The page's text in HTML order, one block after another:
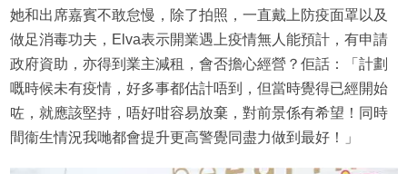
她和出席嘉賓不敢怠慢，除了拍照，一直戴上防疫面罩以及
做足消毒功夫，Elva表示開業遇上疫情無人能預計，有申請
政府資助，亦得到業主減租，會否擔心經營？佢話：「計劃
嘅時候未有疫情，好多事都估計唔到，但當時覺得已經開始
咗，就應該堅持，唔好咁容易放棄，對前景係有希望！同時
間衞生情況我哋都會提升更高警覺同盡力做到最好！」